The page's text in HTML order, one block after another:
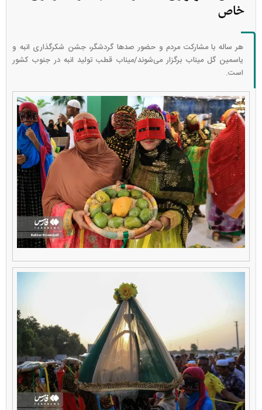
خاص
هر ساله با مشارکت مردم و حضور صد‌ها گردشگر، جشن شکرگذاری انبه و
یاسمین گل میناب برگزار می‌شوند/میناب قطب تولید انبه در جنوب کشور
است.